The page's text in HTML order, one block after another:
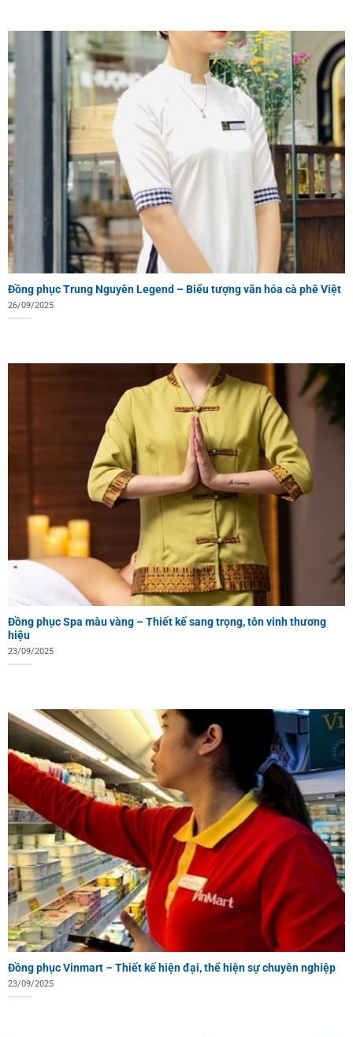
Đồng phục Trung Nguyên Legend – Biểu tượng văn hóa cà phê Việt
26/09/2025
Đồng phục Spa màu vàng – Thiết kế sang trọng, tôn vinh thương
hiệu
23/09/2025
Đồng phục Vinmart – Thiết kế hiện đại, thể hiện sự chuyên nghiệp
23/09/2025